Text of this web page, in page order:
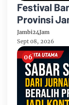
Festival
Provinsi
Taman
Band Raih
Jambi24Jam
Sept 08, 2026